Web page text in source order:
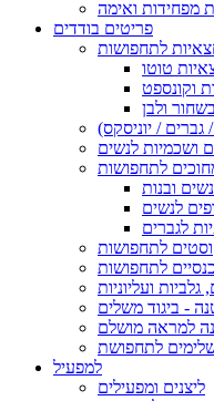
מפחידות ואימה
פריטים בודדים
לתחפושות
טוטו
וקונספט
ולבן
גברים / יוניסקס)
ושכמיות לנשים
לתחפושות
ובנות
לנשים
לגברים
וסטים לתחפושות
גלביות ועליוניות
- ביגוד משלים
למראה מושלם
לתחפושת
למפעיל
ליצנים ומפעילים